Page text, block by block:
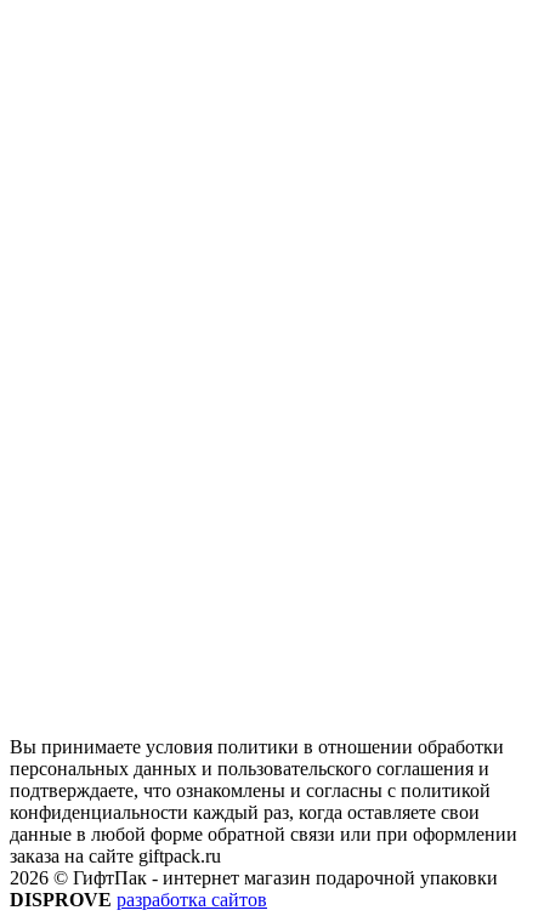
Вы принимаете условия политики в отношении обработки
персональных данных и пользовательского соглашения и
подтверждаете, что ознакомлены и согласны с политикой
конфиденциальности каждый раз, когда оставляете свои
данные в любой форме обратной связи или при оформлении
заказа на сайте giftpack.ru
2026 © ГифтПак - интернет магазин подарочной упаковки
DISPROVE разработка сайтов